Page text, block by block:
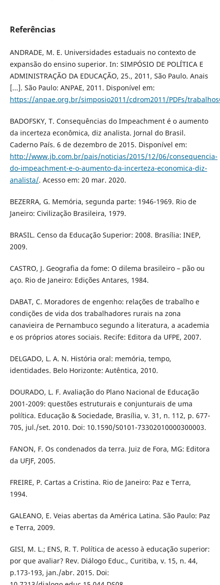
Referências
ANDRADE, M. E. Universidades estaduais no contexto de
expansão do ensino superior. In: SIMPÓSIO DE POLÍTICA E
ADMINISTRAÇÃO DA EDUCAÇÃO, 25., 2011, São Paulo. Anais
[...]. São Paulo: ANPAE, 2011. Disponível em:
https://anpae.org.br/simposio2011/cdrom2011/PDFs/
BADOFSKY, T. Consequências do Impeachment é o aumento
da incerteza econômica, diz analista. Jornal do Brasil.
Caderno País. 6 de dezembro de 2015. Disponível em:
http://www.jb.com.br/pais/noticias/2015/12/06/consequencia-
do-impeachment-e-o-aumento-da-incerteza-economica-diz-
analista/. Acesso em: 20 mar. 2020.
BEZERRA, G. Memória, segunda parte: 1946-1969. Rio de
Janeiro: Civilização Brasileira, 1979.
BRASIL. Censo da Educação Superior: 2008. Brasília: INEP,
2009.
CASTRO, J. Geografia da fome: O dilema brasileiro – pão ou
aço. Rio de Janeiro: Edições Antares, 1984.
DABAT, C. Moradores de engenho: relações de trabalho e
condições de vida dos trabalhadores rurais na zona
canavieira de Pernambuco segundo a literatura, a academia
e os próprios atores sociais. Recife: Editora da UFPE, 2007.
DELGADO, L. A. N. História oral: memória, tempo,
identidades. Belo Horizonte: Autêntica, 2010.
DOURADO, L. F. Avaliação do Plano Nacional de Educação
2001-2009: questões estruturais e conjunturais de uma
política. Educação & Sociedade, Brasília, v. 31, n. 112, p. 677-
705, jul./set. 2010. Doi: 10.1590/S0101-73302010000300003.
FANON, F. Os condenados da terra. Juiz de Fora, MG: Editora
da UFJF, 2005.
FREIRE, P. Cartas a Cristina. Rio de Janeiro: Paz e Terra,
1994.
GALEANO, E. Veias abertas da América Latina. São Paulo: Paz
e Terra, 2009.
GISI, M. L.; ENS, R. T. Política de acesso à educação superior:
por que avaliar? Rev. Diálogo Educ., Curitiba, v. 15, n. 44,
p.173-193, jan./abr. 2015. Doi: